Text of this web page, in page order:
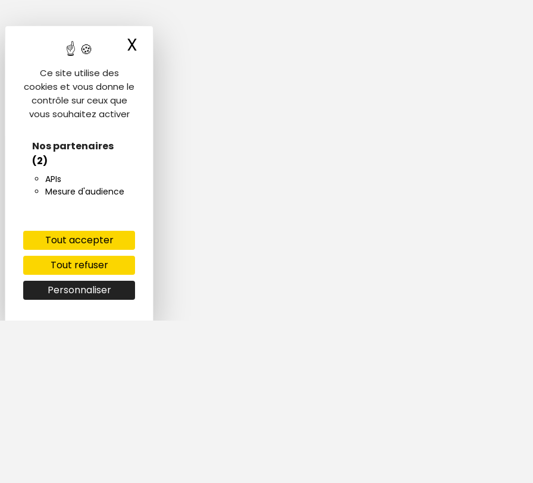
Ce site utilise des
cookies et vous donne le
contrôle sur ceux que
vous souhaitez activer
Nos partenaires
(2)
APIs
Mesure d'audience
Tout accepter
Tout refuser
Personnaliser
X